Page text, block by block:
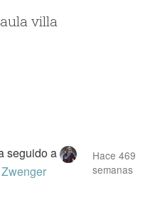
villa
seguido a
Hace 469
semanas